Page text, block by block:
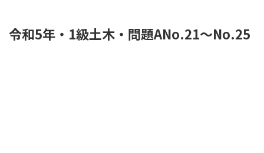
令和5年・1級土木・問題ANo.21～No.25